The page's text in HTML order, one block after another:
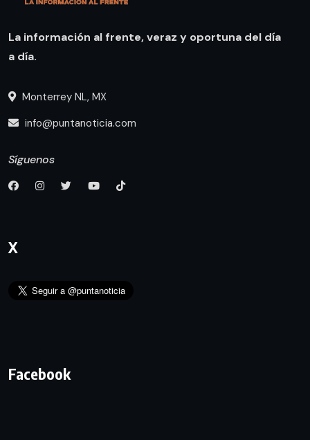
La información al frente, veraz y oportuna del día
a día.
Monterrey NL, MX
info@puntanoticia.com
Síguenos
X
Facebook